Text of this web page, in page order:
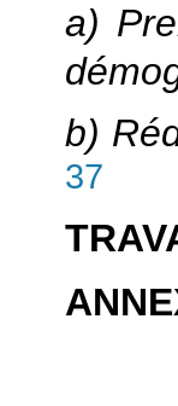
a)
b)
37